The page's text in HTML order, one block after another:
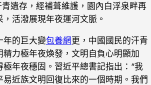
青遺存，經補葺維護，園內白浮泉畔再
活潑展現年夜運河文脈。
年的巨大變包養網更，中國國民的汗青
精力極年夜煥發，文明自負心明顯加
年夜穩固。習近平總書記指出：“我
近族文明回復比來的一個時期。我們